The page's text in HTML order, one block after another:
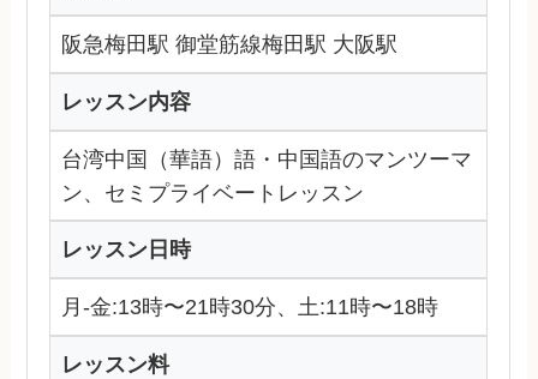
阪急梅田駅 御堂筋線梅田駅 大阪駅
レッスン内容
台湾中国（華語）語・中国語のマンツーマ
ン、セミプライベートレッスン
レッスン日時
月-金:13時〜21時30分、土:11時〜18時
レッスン料